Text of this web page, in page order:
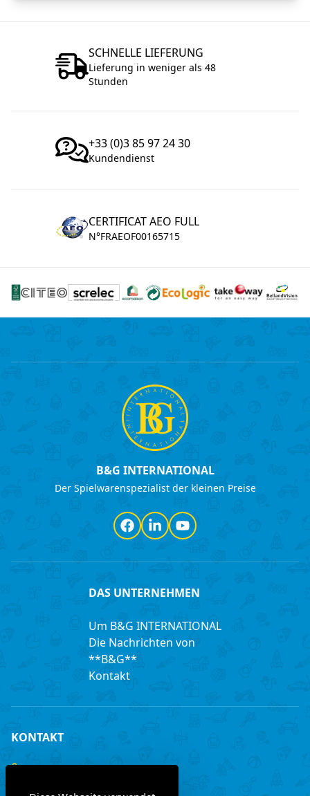
SCHNELLE LIEFERUNG
Lieferung in weniger als 48
Stunden
+33 (0)3 85 97 24 30
Kundendienst
CERTIFICAT AEO FULL
N°FRAEOF00165715
B&G INTERNATIONAL
Der Spielwarenspezialist der kleinen Preise
Facebook
LinkedInYouTube
DAS UNTERNEHMEN
Um B&G INTERNATIONAL
Die Nachrichten von
**B&G**
Kontakt
KONTAKT